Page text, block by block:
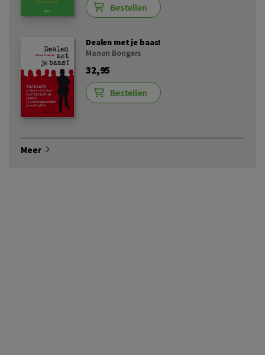
Bestellen
Dealen met je baas!
Manon Bongers
32,95
Bestellen
Meer